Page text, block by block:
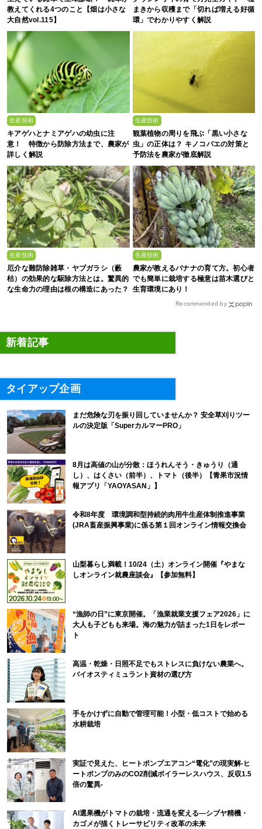
教えてくれる4つのこと【畑は小さな
大自然vol.115】
まきから収穫まで「切れば増える好循
環」でわかりやすく解説
生産技術
キアゲハとナミアゲハの幼虫に注
意！ 特徴から防除方法まで、農家が
詳しく解説
生産技術
観葉植物の周りを飛ぶ「黒い小さな
虫」の正体は？ キノコバエの対策と
予防法を農家が徹底解説
生産技術
厄介な難防除雑草・ヤブガラシ（藪
枯）の効果的な駆除方法とは。驚異的
な生命力の理由は根の構造にあった？
生産技術
農家が教えるバナナの育て方。初心者
でも簡単に栽培する極意は苗木選びと
生育環境にあり！
Recommended by
新着記事
タイアップ企画
まだ危険な刃を振り回していませんか？ 安全草刈りツー
ルの決定版「SuperカルマーPRO」
8月は高値の山が分散：ほうれんそう・きゅうり（通
し）、はくさい（前半）、トマト（後半）【青果市況情
報アプリ「YAOYASAN」】
令和8年度 環境調和型持続的肉用牛生産体制推進事業
(JRA畜産振興事業)に係る第１回オンライン情報交換会
山梨暮らし満載！10/24（土）オンライン開催『やまな
しオンライン就農座談会』【参加無料】
“漁師の日”に東京開催。「漁業就業支援フェア2026」に
大人も子どもも来場。海の魅力が詰まった1日をレポー
ト
高温・乾燥・日照不足でもストレスに負けない農業へ。
バイオスティミュラント資材の選び方
手をかけずに自動で管理可能！小型・低コストで始める
水耕栽培
実証で見えた、ヒートポンプエアコン“電化”の現実解-ヒ
ートポンプのみのCO2削減ボイラーレスハウス、反収1.5
倍の驚異-
AI選果機がトマトの栽培・流通を変える―シブヤ精機・
カゴメが描くトレーサビリティ改革の未来